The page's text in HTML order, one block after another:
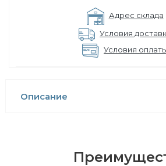
Адрес склада
Условия
Условия
Описание